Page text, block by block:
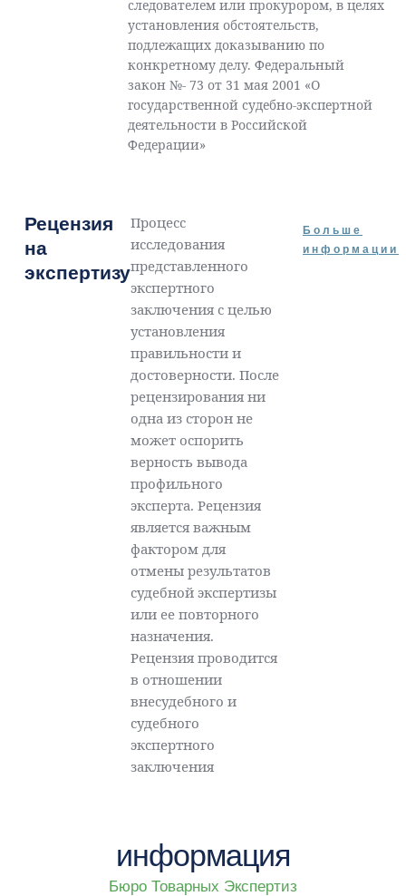
следователем или прокурором, в целях
установления обстоятельств,
подлежащих доказыванию по
конкретному делу. Федеральный
закон №- 73 от 31 мая 2001 «О
государственной судебно-экспертной
деятельности в Российской
Федерации»
Рецензия
на
экспертизу
Процесс
исследования
представленного
экспертного
заключения с целью
установления
правильности и
достоверности. После
рецензирования ни
одна из сторон не
может оспорить
верность вывода
профильного
эксперта. Рецензия
является важным
фактором для
отмены результатов
судебной экспертизы
или ее повторного
назначения.
Рецензия проводится
в отношении
внесудебного и
судебного
экспертного
заключения
Больше
информации
информация
Бюро Товарных Экспертиз